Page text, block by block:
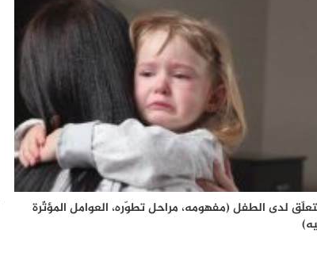
لدى الطفل (مفهومه، مراحل تطوّره، العوامل المؤثّرة